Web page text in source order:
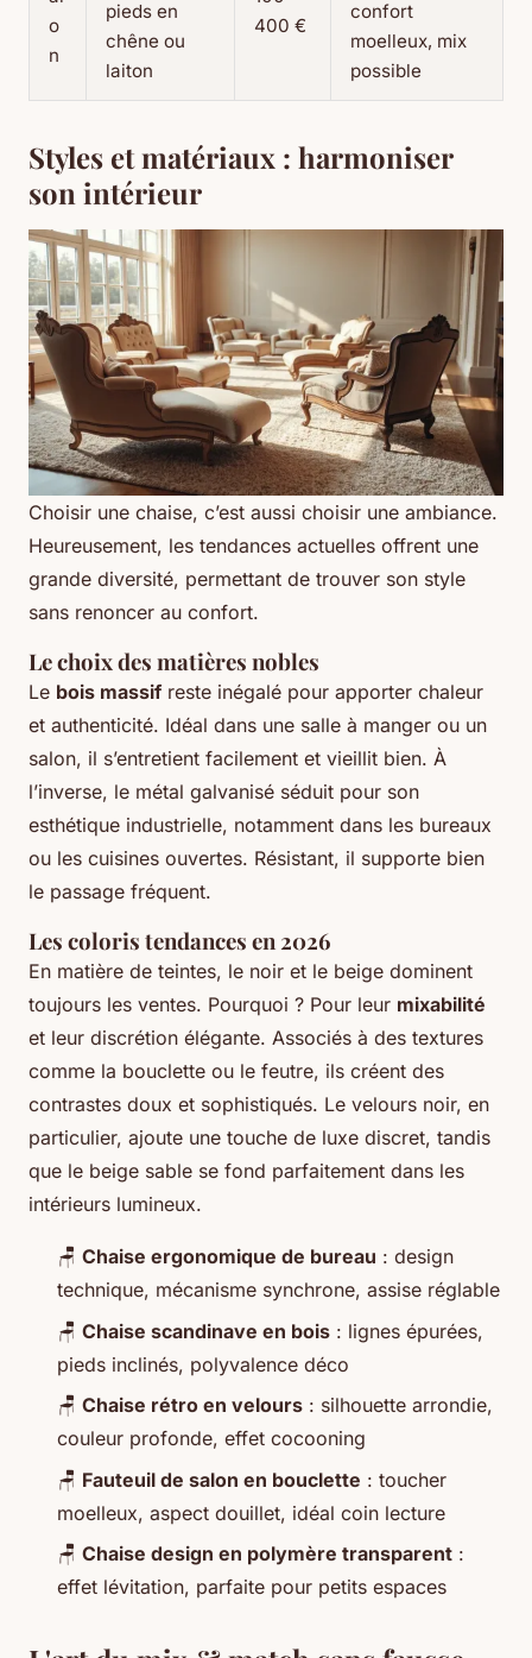
o
n
pieds en
chêne ou
laiton
400 €
confort
moelleux, mix
possible
Styles et matériaux : harmoniser
son intérieur
Choisir une chaise, c’est aussi choisir une ambiance.
Heureusement, les tendances actuelles offrent une
grande diversité, permettant de trouver son style
sans renoncer au confort.
Le choix des matières nobles
Le bois massif reste inégalé pour apporter chaleur
et authenticité. Idéal dans une salle à manger ou un
salon, il s’entretient facilement et vieillit bien. À
l’inverse, le métal galvanisé séduit pour son
esthétique industrielle, notamment dans les bureaux
ou les cuisines ouvertes. Résistant, il supporte bien
le passage fréquent.
Les coloris tendances en 2026
En matière de teintes, le noir et le beige dominent
toujours les ventes. Pourquoi ? Pour leur mixabilité
et leur discrétion élégante. Associés à des textures
comme la bouclette ou le feutre, ils créent des
contrastes doux et sophistiqués. Le velours noir, en
particulier, ajoute une touche de luxe discret, tandis
que le beige sable se fond parfaitement dans les
intérieurs lumineux.
🪑 Chaise ergonomique de bureau : design
technique, mécanisme synchrone, assise réglable
🪑 Chaise scandinave en bois : lignes épurées,
pieds inclinés, polyvalence déco
🪑 Chaise rétro en velours : silhouette arrondie,
couleur profonde, effet cocooning
🪑 Fauteuil de salon en bouclette : toucher
moelleux, aspect douillet, idéal coin lecture
🪑 Chaise design en polymère transparent :
effet lévitation, parfaite pour petits espaces